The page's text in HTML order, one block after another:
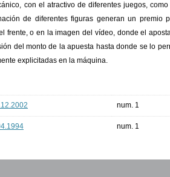
con el atractivo de diferentes juegos,
de diferentes figuras generan un premio
frente, o en la imagen del vídeo, donde el
del monto de la apuesta hasta donde se lo
explicitadas en la máquina.
num. 1
num. 1